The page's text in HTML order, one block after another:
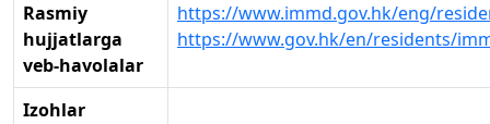
Rasmiy
hujjatlarga
veb-havolalar
https://www.immd.gov.hk/eng/
https://www.gov.hk/en/residents/
Izohlar